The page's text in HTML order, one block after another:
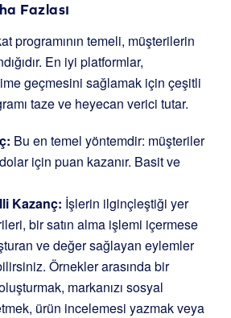
Fazlası
programının temeli, müşterilerin
En iyi platformlar,
geçmesini sağlamak için çeşitli
taze ve heyecan verici tutar.
Bu en temel yöntemdir: müşteriler
için puan kazanır. Basit ve
Kazanç: İşlerin ilginçleştiği yer
bir satın alma işlemi içermese
ve değer sağlayan eylemler
Örnekler arasında bir
markanızı sosyal
ürün incelemesi yazmak veya